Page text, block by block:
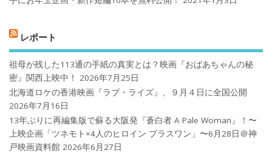
レポート
祖母が残した113通の手紙の真実とは？映画『おばあちゃんの秘
密』関西上映中！
2026年7月25日
北海道ロケの香港映画『ラブ・ライズ』、９月４日に全国公開
2026年7月16日
13年ぶりに再編集版で蘇る大阪発『蒼白者 A Pale Woman』！〜
上映企画「ツネモト×4人のヒロイン プラスワン」〜6月28日＠神
戸映画資料館 2026年6月27日